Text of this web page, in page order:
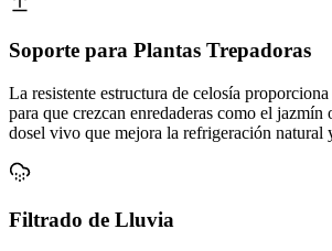
Soporte para Plantas Trepadoras
La resistente estructura de celosía
para que crezcan enredaderas como el jazmín
dosel vivo que mejora la refrigeración natural
Filtrado de Lluvia